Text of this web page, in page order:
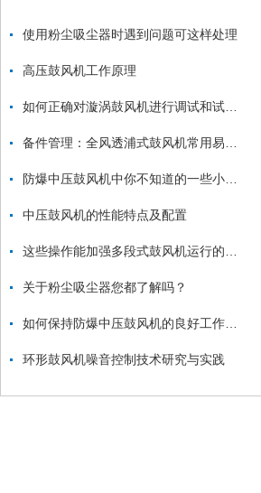
使用粉尘吸尘器时遇到问题可这样处理
高压鼓风机工作原理
中压鼓风机的性能特点及配置
关于粉尘吸尘器您都了解吗？
环形鼓风机噪音控制技术研究与实践